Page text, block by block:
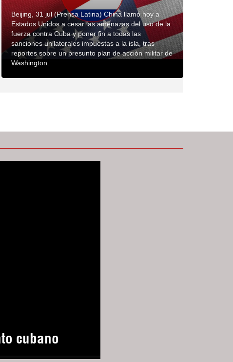
Beijing, 31 jul (Prensa Latina) China llamó hoy a
Estados Unidos a cesar las amenazas del uso de la
fuerza contra Cuba y poner fin a todas las
sanciones unilaterales impuestas a la isla, tras
reportes sobre un presunto plan de acción militar de
Washington.
cubano